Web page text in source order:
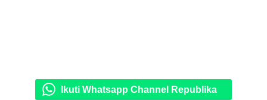
Ikuti Whatsapp Channel Republika